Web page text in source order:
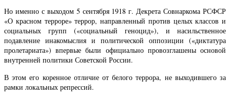
Но именно с выходом 5 сентября 1918 г. Декрета Совнаркома РСФСР
«О красном терроре» террор, направленный против целых классов и
социальных групп («социальный геноцид»), и насильственное
подавление инакомыслия и политической оппозиции («диктатура
пролетариата») впервые были официально провозглашены основой
внутренней политики Советской России.
В этом его коренное отличие от белого террора, не выходившего за
рамки локальных репрессий.